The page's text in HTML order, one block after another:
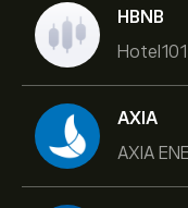
HBNB
AXIA
AXIA